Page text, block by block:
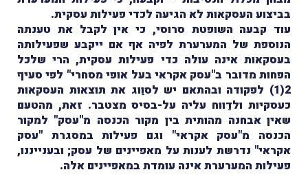
בביצוע העסקאות לא הגיעה לכדי פעילות עסקית.
עוד קבעה השופטת סרוסי, כי אין לקבל את טענתה
הנוספת של המערערת לפיה אף אם ייקבע שפעילותה
בעסקאות אינה עולה כדי פעילות עסקית, הרי שלכל
הפחות מדובר ב"עסק אקראי בעל אופי מסחרי" לפי סעיף
2(1) לפקודה ובהתאם יש לסוַוג את תוצאות העסקאות
כעסקיות ולדַווח עליה על-בסיס מצטבר. זאת, מהטעם
שאין אבחנה מהותית בין מקור הכנסה מ"עסק" למקור
הכנסה מ"עסק אקראי" וגם פעילות במסגרת "עסק
אקראי" נדרשת לענות על מאפיינים של עסק; ובענייננו,
פעילות המערערת אינה עומדת במאפיינים אלה.